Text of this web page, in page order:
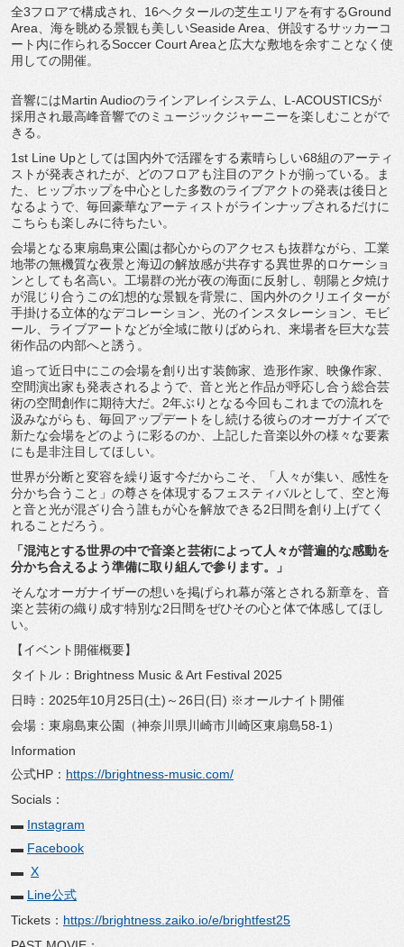
全3フロアで構成され、 16ヘクタールの芝生エリアを有するGround
Area、海を眺める景観も美しいSeaside Area、併設するサッカーコ
ート内に作られるSoccer Court Areaと広大な敷地を余すことなく使
用しての開催。
音響にはMartin Audioのラインアレイシステム、L-ACOUSTICSが
採用され最高峰音響でのミュージックジャーニーを楽しむことがで
きる。
1st Line Upとしては国内外で活躍をする素晴らしい68組のアーティ
ストが発表されたが、どのフロアも注目のアクトが揃っている。ま
た、
ヒップホップを中心とした多数のライブアクトの発表は後日と
なる ようで、 毎回豪華なアーティストがラインナップされるだけに
こちらも楽しみに待ちたい。
会場となる東扇島東公園は都心からのアクセスも抜群ながら、 工業
地帯の無機質な夜景と海辺の解放感が共存する異世界的ロケーショ
ンとしても名高い。工場群の光が夜の海面に反射し、 朝陽と夕焼け
が混じり合うこの幻想的な景観を背景に、
国内外のクリエイターが
手掛ける立体的なデコレーション、 光のインスタレーション、モビ
ール、 ライブアートなどが全域に散りばめられ、 来場者を巨大な芸
術作品の内部へと誘う。
追って近日中にこの会場を創り出す装飾家、造形作家、映像作家、
空間演出家も発表されるようで、 音と光と作品が呼応し合う総合芸
術の空間創作に期待大だ。 2年ぶりとなる今回もこれまでの流れを
汲みながらも、 毎回アップデートをし続ける彼らのオーガナイズで
新たな会場をどのように彩るのか、
上記した音楽以外の様々な要素
にも是非注目してほしい。
世界が分断と変容を繰り返す今だからこそ、「人々が集い、 感性を
分かち合うこと」の尊さを体現するフェスティバルとして、 空と海
と音と光が混ざり合う誰もが心を解放できる2日間を創り上げてく
れることだろう。
「混沌とする世界の中で音楽と芸術によって人々が普遍的な感動を
分かち合えるよう準備に取り組んで参ります。」
そんなオーガナイザーの想いを掲げられ幕が落とされる新章を、 音
楽と芸術の織り成す特別な2日間をぜひその心と体で体感してほ し
い。
【イベント開催概要】
タイトル：Brightness Music & Art Festival 2025
日時：2025年10月25日(土)～26日(日) ※オールナイト開催
会場：東扇島東公園（神奈川県川崎市川崎区東扇島58-1）
Information
公式HP： https://brightness-music.com/
Socials：
▬ Instagram
▬ Facebook
▬ X
▬ Line公式
Tickets： https://brightness. zaiko.io/e/brightfest25